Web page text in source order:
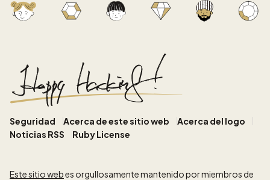
Seguridad Acerca de este sitio web
Acerca del logo
Noticias RSS
Ruby License
Este sitio webes orgullosamente mantenido por miembros de